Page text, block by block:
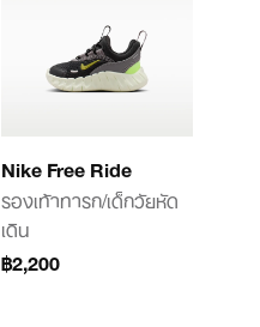
Nike Free Ride
รองเท้าทารก/เด็กวัยหัด
เดิน
฿2,200